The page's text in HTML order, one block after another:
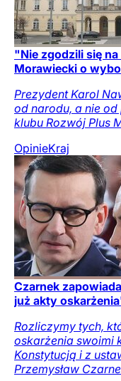
"Nie zgodzili się
Morawiecki o
Prezydent Karol
od narodu, a nie
klubu Rozwój Plus
OpinieKraj
Czarnek
już akty
Rozliczymy tych,
oskarżenia swoimi
Konstytucją i z
Przemysław